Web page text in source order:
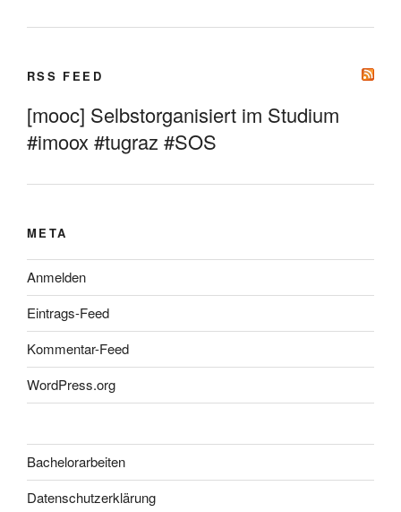
RSS FEED
[mooc] Selbstorganisiert im Studium
#imoox #tugraz #SOS
META
Anmelden
Eintrags-Feed
Kommentar-Feed
WordPress.org
Bachelorarbeiten
Datenschutzerklärung